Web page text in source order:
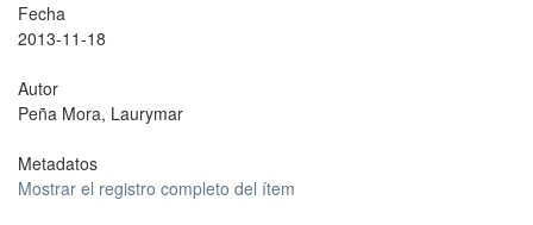
Fecha
2013-11-18
Autor
Peña Mora, Laurymar
Metadatos
Mostrar el registro completo del ítem